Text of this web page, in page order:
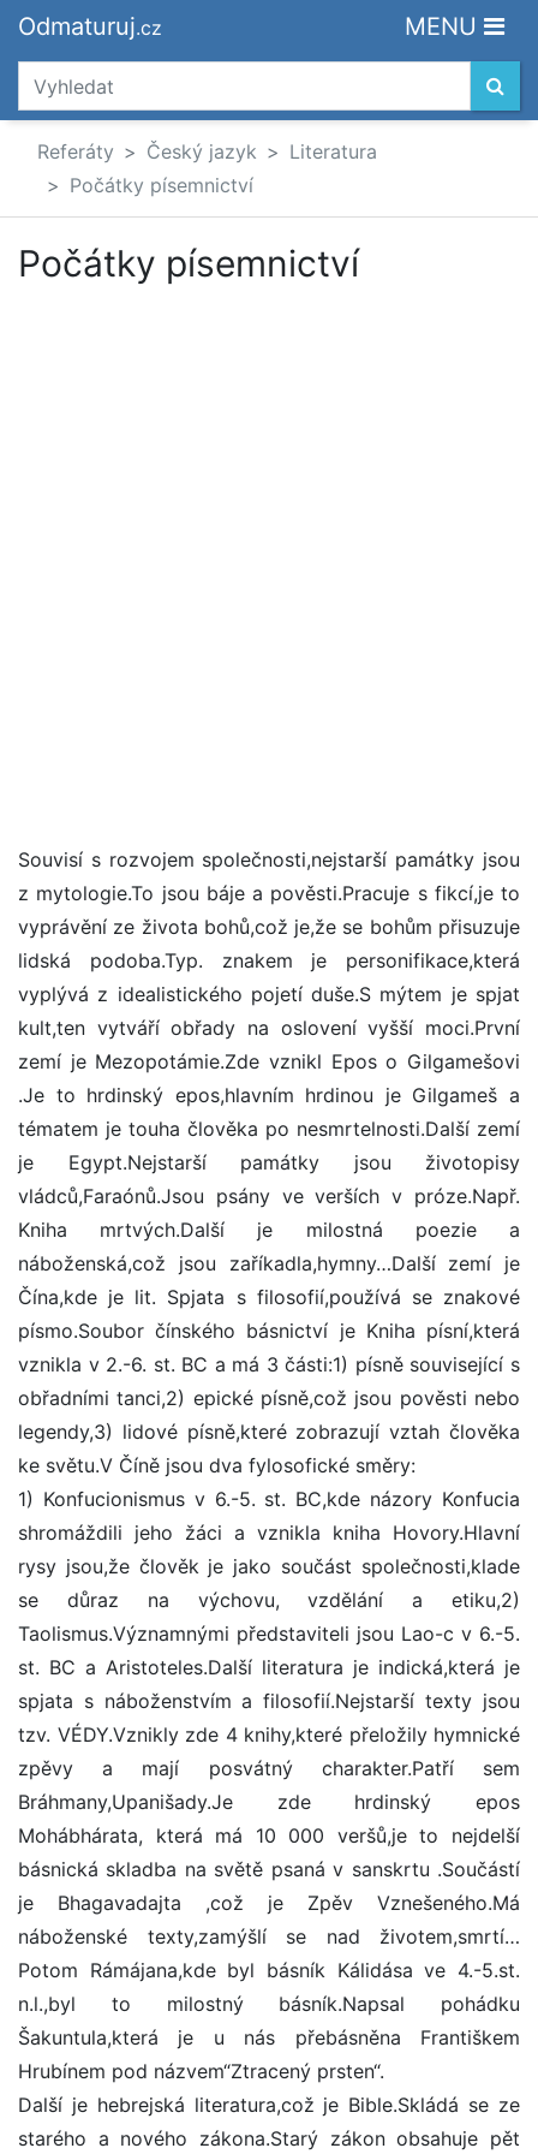
Odmaturuj.cz MENU
Referáty Český jazyk
Literatura
Počátky písemnictví
Počátky písemnictví
Souvisí s rozvojem společnosti,nejstarší památky jsou
z mytologie.To jsou báje a pověsti.Pracuje s fikcí,je to
vyprávění ze života bohů,což je,že se bohům přisuzuje
lidská podoba.Typ. znakem je personifikace,která
vyplývá z idealistického pojetí duše.S mýtem je spjat
kult,ten vytváří obřady na oslovení vyšší moci.První
zemí je Mezopotámie.Zde vznikl Epos o Gilgamešovi
.Je to hrdinský epos,hlavním hrdinou je Gilgameš a
tématem je touha člověka po nesmrtelnosti.Další zemí
je Egypt.Nejstarší památky jsou životopisy
vládců,Faraónů.Jsou psány ve verších v próze.Např.
Kniha mrtvých.Další je milostná poezie a
náboženská,což jsou zaříkadla,hymny…Další zemí je
Čína,kde je lit. Spjata s filosofií,používá se znakové
písmo.Soubor čínského básnictví je Kniha písní,která
vznikla v 2.-6. st. BC a má 3 části:1) písně související s
obřadními tanci,2) epické písně,což jsou pověsti nebo
legendy,3) lidové písně,které zobrazují vztah člověka
ke světu.V Číně jsou dva fylosofické směry:
1) Konfucionismus v 6.-5. st. BC,kde názory Konfucia
shromáždili jeho žáci a vznikla kniha Hovory.Hlavní
rysy jsou,že člověk je jako součást společnosti,klade
se důraz na výchovu, vzdělání a etiku,2)
Taolismus.Významnými představiteli jsou Lao-c v 6.-5.
st. BC a Aristoteles.Další literatura je indická,která je
spjata s náboženstvím a filosofií.Nejstarší texty jsou
tzv. VÉDY.Vznikly zde 4 knihy,které přeložily hymnické
zpěvy a mají posvátný charakter.Patří sem
Bráhmany,Upanišady.Je zde hrdinský epos
Mohábhárata, která má 10 000 veršů,je to nejdelší
básnická skladba na světě psaná v sanskrtu .Součástí
je Bhagavadajta ,což je Zpěv Vznešeného.Má
náboženské texty,zamýšlí se nad životem,smrtí…
Potom Rámájana,kde byl básník Kálidása ve 4.-5.st.
n.l.,byl to milostný básník.Napsal pohádku
Šakuntula,která je u nás přebásněna Františkem
Hrubínem pod názvem“Ztracený prsten“.
Další je hebrejská literatura,což je Bible.Skládá se ze
starého a nového zákona.Starý zákon obsahuje pět